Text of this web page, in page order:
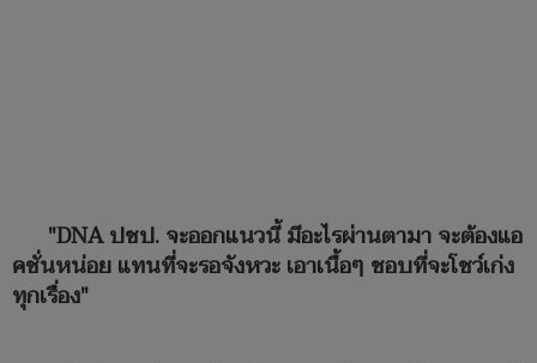
"DNA ปชป. จะออกแนวนี้ มีอะไรผ่านตามา จะต้องแอ
คชั่นหน่อย แทนที่จะรอจังหวะ เอาเนื้อๆ ชอบที่จะโชว์เก่ง
ทุกเรื่อง"